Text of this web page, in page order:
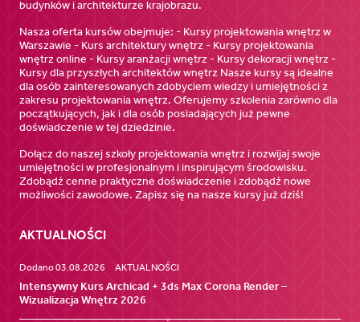
budynków i architekturze krajobrazu.
Nasza oferta kursów obejmuje: - Kursy projektowania wnętrz w
Warszawie - Kurs architektury wnętrz - Kursy projektowania
wnętrz online - Kursy aranżacji wnętrz - Kursy dekoracji wnętrz -
Kursy dla przyszłych architektów wnętrz Nasze kursy są idealne
dla osób zainteresowanych zdobyciem wiedzy i umiejętności z
zakresu projektowania wnętrz. Oferujemy szkolenia zarówno dla
początkujących, jak i dla osób posiadających już pewne
doświadczenie w tej dziedzinie.
Dołącz do naszej szkoły projektowania wnętrz i rozwijaj swoje
umiejętności w profesjonalnym i inspirującym środowisku.
Zdobądź cenne praktyczne doświadczenie i zdobądź nowe
możliwości zawodowe. Zapisz się na nasze kursy już dziś!
AKTUALNOŚCI
Dodano 03.08.2026 AKTUALNOŚCI
Intensywny Kurs Archicad + 3ds Max Corona Render –
Wizualizacja Wnętrz 2026